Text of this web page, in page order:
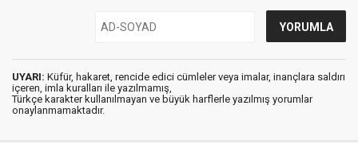
UYARI: Küfür, hakaret, rencide edici cümleler veya imalar, inançlara saldırı
içeren, imla kuralları ile yazılmamış,
Türkçe karakter kullanılmayan ve büyük harflerle yazılmış yorumlar
onaylanmamaktadır.